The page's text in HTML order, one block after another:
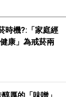
時機?:「家庭經
康」為戒菸兩